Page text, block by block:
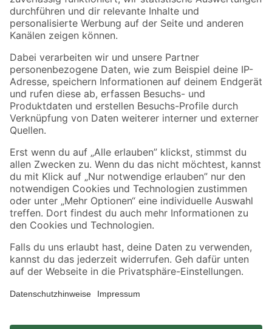
Zahlungsarten Versandarten
Sicher einkaufen
Jetzt die toom-App herunterladen
Alle Preisangaben in EUR inkl. gesetzl. MwSt.. Die dargestellten Angebote sind unter
Umständen nicht in allen Märkten verfügbar. Die angegebenen Verfügbarkeiten beziehen
sich auf den unter "Mein Markt" ausgewählten toom Baumarkt. Alle Angebote und
*Paketversand ab 59 € versandkostenfrei, gilt nicht für Artikel mit Speditionsversand, hier
fallen zusätzliche Versandkosten an.